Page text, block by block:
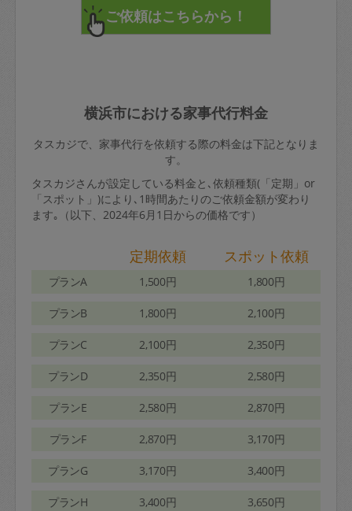
横浜市における家事代行料金
タスカジで、家事代行を依頼する際の料金は下記となりま
す。
タスカジさんが設定している料金と､依頼種類(「定期」or
「スポット」)により､1時間あたりのご依頼金額が変わり
ます｡（以下、2024年6月1日からの価格です）
定期依頼 スポット依頼
プランA 1,500円 1,800円
プランB 1,800円 2,100円
プランC 2,100円 2,350円
プランD 2,350円 2,580円
プランE 2,580円 2,870円
プランF 2,870円 3,170円
プランG 3,170円 3,400円
プランH 3,400円 3,650円